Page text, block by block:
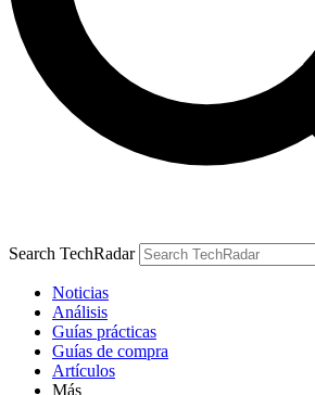
Search TechRadar
Noticias
Análisis
Guías prácticas
Guías de compra
Artículos
Más